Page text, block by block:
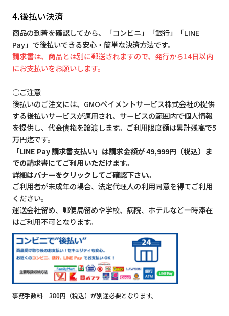
4.後払い決済
商品の到着を確認してから、「コンビニ」「銀行」「LINE
Pay」で後払いできる安心・簡単な決済方法です。
請求書は、商品とは別に郵送されますので、発行から14日以内
にお支払いをお願いします。
○ご注意
後払いのご注文には、GMOペイメントサービス株式会社の提供
する後払いサービスが適用され、サービスの範囲内で個人情報
を提供し、代金債権を譲渡します。ご利用限度額は累計残高で5
万円迄です。
「LINE Pay 請求書支払い」は請求金額が 49,999円（税込）ま
での請求書にてご利用いただけます。
詳細はバナーをクリックしてご確認下さい。
ご利用者が未成年の場合、法定代理人の利用同意を得てご利用
ください。
運送会社留め、郵便局留めや学校、病院、ホテルなど一時滞在
はご利用不可となります。
事務手数料 380円（税込）が別途必要となります。